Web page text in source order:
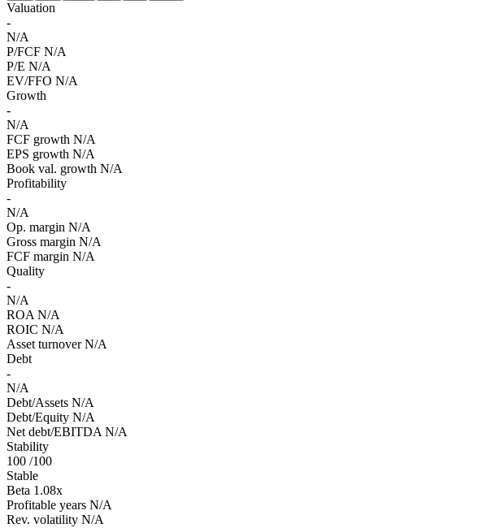
Valuation
-
N/A
P/FCF N/A
P/E N/A
EV/FFO N/A
Growth
-
N/A
FCF growth N/A
EPS growth N/A
Book val. growth N/A
Profitability
-
N/A
Op. margin N/A
Gross margin N/A
FCF margin N/A
Quality
-
N/A
ROA N/A
ROIC N/A
Asset turnover N/A
Debt
-
N/A
Debt/Assets N/A
Debt/Equity N/A
Net debt/EBITDA N/A
Stability
100 /100
Stable
Beta 1.08x
Profitable years N/A
Rev. volatility N/A